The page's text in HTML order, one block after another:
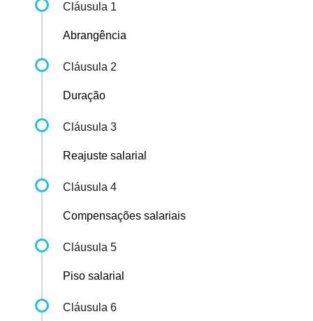
Cláusula 1
Abrangência
Cláusula 2
Duração
Cláusula 3
Reajuste salarial
Cláusula 4
Compensações salariais
Cláusula 5
Piso salarial
Cláusula 6